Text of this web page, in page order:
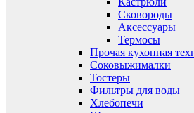
Сковороды
Аксессуары
Термосы
Прочая кухонная
Соковыжималки
Тостеры
Фильтры для воды
Хлебопечи